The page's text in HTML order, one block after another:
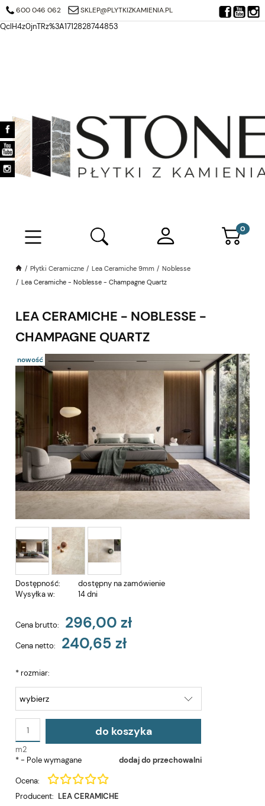
https://search.google.com/search-console/verification-download?
QclH4z0jnTRz%3A1712828744853
600 046 062 SKLEP@PLYTKIZKAMIENIA.PL
Płytki Ceramiczne Lea Ceramiche 9mm
Noblesse
Lea Ceramiche - Noblesse - Champagne Quartz
LEA CERAMICHE - NOBLESSE -
CHAMPAGNE QUARTZ
nowość
Dostępność:
dostępny na zamówienie
Wysyłka w:
14 dni
Cena brutto: 296,00 zł
Cena netto: 240,65 zł
*rozmiar:
m2
do koszyka
dodaj do przechowalni
*- Pole wymagane
Ocena:
Producent: LEA CERAMICHE